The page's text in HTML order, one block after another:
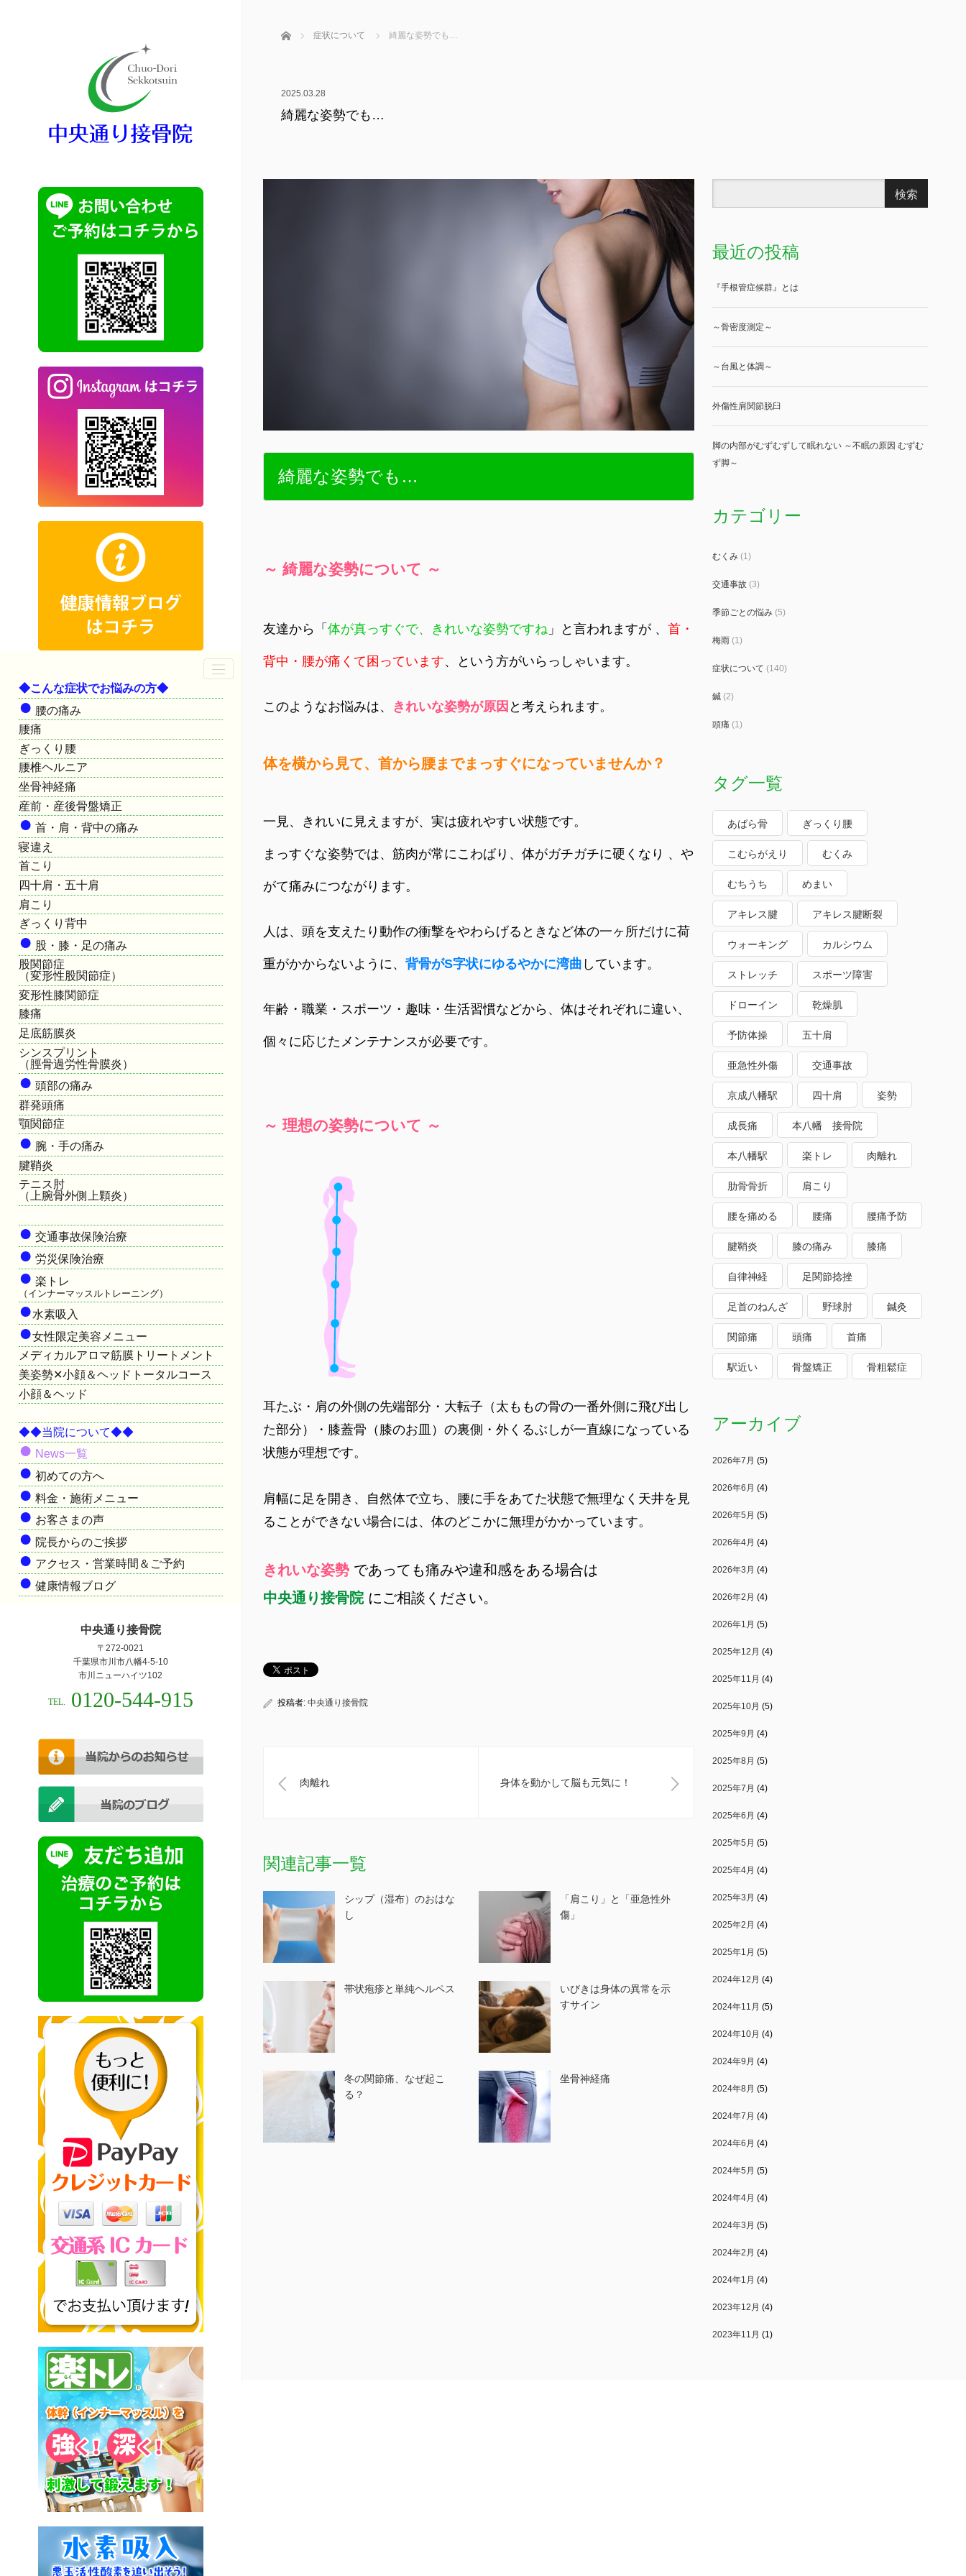
◆こんな症状でお悩みの方◆
● 腰の痛み
腰痛
ぎっくり腰
腰椎ヘルニア
坐骨神経痛
産前・産後骨盤矯正
● 首・肩・背中の痛み
寝違え
首こり
四十肩・五十肩
肩こり
ぎっくり背中
● 股・膝・足の痛み
股関節症
（変形性股関節症）
変形性膝関節症
膝痛
足底筋膜炎
シンスプリント
（脛骨過労性骨膜炎）
● 頭部の痛み
群発頭痛
顎関節症
● 腕・手の痛み
腱鞘炎
テニス肘
（上腕骨外側上顆炎）
● 交通事故保険治療
● 労災保険治療
● 楽トレ
（インナーマッスルトレーニング）
●水素吸入
●女性限定美容メニュー
メディカルアロマ筋膜トリートメント
美姿勢✕小顔＆ヘッドトータルコース
小顔＆ヘッド
◆◆当院について◆◆
● News一覧
● 初めての方へ
● 料金・施術メニュー
● お客さまの声
● 院長からのご挨拶
● アクセス・営業時間＆ご予約
● 健康情報ブログ
中央通り接骨院
〒272-0021
千葉県市川市八幡4-5-10
市川ニューハイツ102
TEL. 0120-544-915
ホーム 症状について 綺麗な姿勢でも…
2025.03.28
綺麗な姿勢でも…
綺麗な姿勢でも…
～ 綺麗な姿勢について ～
友達から「 体が真っすぐで、きれいな姿勢ですね」と言われますが 、 首・
背中・腰が痛くて困っています、という方がいらっしゃいます。
このようなお悩みは、 きれいな姿勢が原因 と考えられます。
体を横から見て、首から腰までまっすぐになっていませんか？
一見、きれいに見えますが、実は疲れやすい状態です。
まっすぐな姿勢では、筋肉が常にこわばり、体がガチガチに硬くなり 、や
がて痛みにつながります。
人は、頭を支えたり動作の衝撃をやわらげるときなど体の一ヶ所だけに荷
重がかからないように、 背骨がS字状にゆるやかに湾曲 しています。
年齢・職業・スポーツ・趣味・生活習慣などから、体はそれぞれに違い、
個々に応じたメンテナンスが必要です。
～ 理想の姿勢について ～
耳たぶ・肩の外側の先端部分・大転子（太ももの骨の一番外側に飛び出し
た部分）・膝蓋骨（膝のお皿）の裏側・外くるぶしが一直線になっている
状態が理想です。
肩幅に足を開き、自然体で立ち、腰に手をあてた状態で無理なく天井を見
ることができない場合には、体のどこかに無理がかかっています。
きれいな姿勢 であっても痛みや違和感をある場合は
中央通り接骨院 にご相談ください。
投稿者: 中央通り接骨院
肉離れ 身体を動かして脳も元気に！
関連記事一覧
シップ（湿布）のおはな
し
「肩こり」と「亜急性外
傷」
帯状疱疹と単純ヘルペス
いびきは身体の異常を示
すサイン
冬の関節痛、なぜ起こ
る？
坐骨神経痛
最近の投稿
『手根管症候群』とは
～骨密度測定～
～台風と体調～
外傷性肩関節脱臼
脚の内部がむずむずして眠れない ～不眠の原因 むずむ
ず脚～
カテゴリー
むくみ(1)
交通事故(3)
季節ごとの悩み(5)
梅雨(1)
症状について (140)
鍼(2)
頭痛 (1)
タグ一覧
あばら骨 ぎっくり腰
こむらがえり むくみ
むちうち めまい
アキレス腱 アキレス腱断裂
ウォーキング カルシウム
ストレッチ スポーツ障害
ドローイン 乾燥肌
予防体操 五十肩
亜急性外傷 交通事故
京成八幡駅 四十肩 姿勢
成長痛 本八幡 接骨院
本八幡駅 楽トレ 肉離れ
肋骨骨折 肩こり
腰を痛める 腰痛 腰痛予防
腱鞘炎 膝の痛み 膝痛
自律神経 足関節捻挫
足首のねんざ 野球肘 鍼灸
関節痛 頭痛 首痛
駅近い 骨盤矯正 骨粗鬆症
アーカイブ
2026年7月 (5)
2026年6月 (4)
2026年5月 (5)
2026年4月 (4)
2026年3月 (4)
2026年2月 (4)
2026年1月 (5)
2025年12月 (4)
2025年11月 (4)
2025年10月 (5)
2025年9月 (4)
2025年8月 (5)
2025年7月 (4)
2025年6月 (4)
2025年5月 (5)
2025年4月 (4)
2025年3月 (4)
2025年2月 (4)
2025年1月 (5)
2024年12月 (4)
2024年11月 (5)
2024年10月 (4)
2024年9月 (4)
2024年8月 (5)
2024年7月 (4)
2024年6月 (4)
2024年5月 (5)
2024年4月 (4)
2024年3月 (5)
2024年2月 (4)
2024年1月 (4)
2023年12月 (4)
2023年11月 (1)